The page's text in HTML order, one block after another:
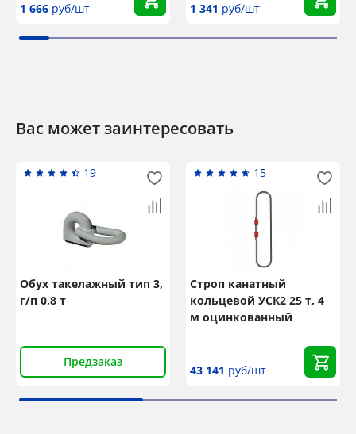
1 666 руб/шт 1 341 руб/шт
Вас может заинтересовать
19
Обух такелажный тип 3,
г/п 0,8 т
Предзаказ
15
Строп канатный
кольцевой УСК2 25 т, 4
м оцинкованный
43 141 руб/шт